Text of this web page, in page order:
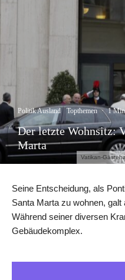
Vatikan-
Politik Ausland Topthemen · 1
Der letzte Wohnsitz:
Marta
Seine Entscheidung, als
Santa Marta zu wohnen,
Während seiner diversen
Gebäudekomplex.